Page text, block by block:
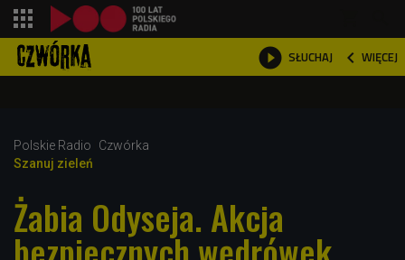
 SŁUCHAJ  WIĘCEJ

Polskie Radio
Czwórka
Szanuj zieleń
Żabia Odyseja. Akcja